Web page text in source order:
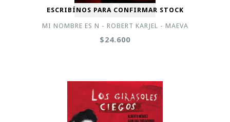
ESCRIBÍNOS PARA CONFIRMAR STOCK
MI NOMBRE ES N - ROBERT KARJEL - MAEVA
$24.600